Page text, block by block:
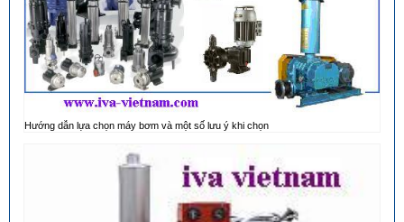
Hướng dẫn lựa chọn máy bơm và một số lưu ý khi chọn